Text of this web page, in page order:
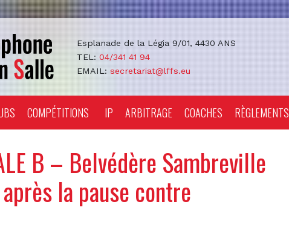
Esplanade de la Légia 9/01, 4430 ANS
TEL: 04/341 41 94
EMAIL: secretariat@lffs.eu
COMPÉTITIONS IP ARBITRAGE COACHES RÈGLEMENTS
B – Belvédère Sambreville
la pause contre